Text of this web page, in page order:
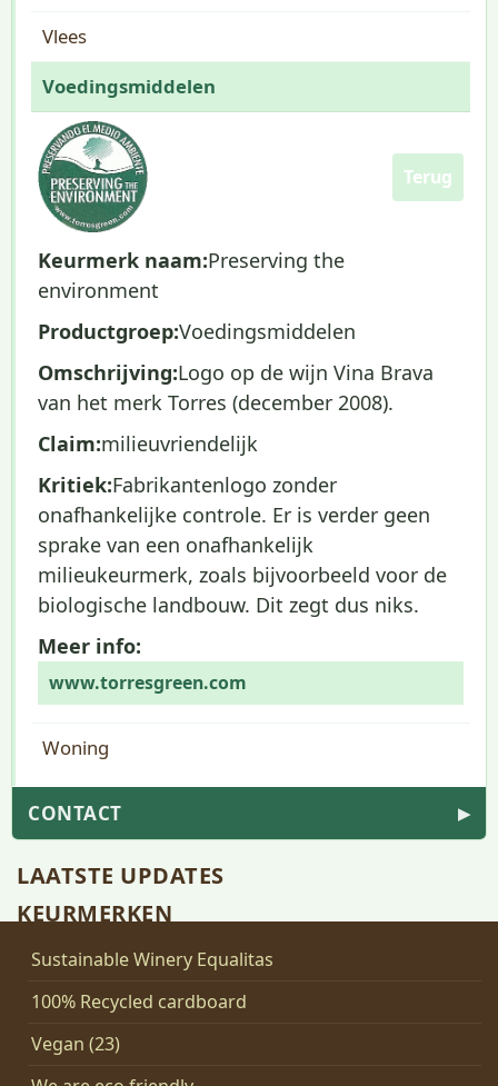
Vlees
Voedingsmiddelen
Terug
Keurmerk naam:Preserving the
environment
Productgroep:Voedingsmiddelen
Omschrijving:Logo op de wijn Vina Brava
van het merk Torres (december 2008).
Claim:milieuvriendelijk
Kritiek:Fabrikantenlogo zonder
onafhankelijke controle. Er is verder geen
sprake van een onafhankelijk
milieukeurmerk, zoals bijvoorbeeld voor de
biologische landbouw. Dit zegt dus niks.
Meer info:
www.torresgreen.com
Woning
CONTACT ▶
LAATSTE UPDATES
KEURMERKEN
Sustainable Winery Equalitas
100% Recycled cardboard
Vegan (23)